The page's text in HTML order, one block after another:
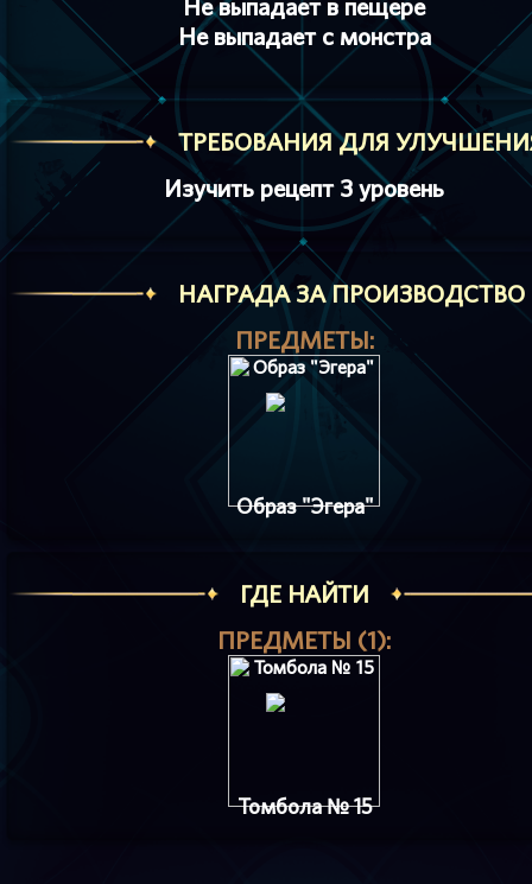
Не выпадает в пещере
Не выпадает с монстра
ТРЕБОВАНИЯ ДЛЯ
Изучить рецепт 3 уровень
HАГРАДА ЗА ПРОИЗВОДСТВО
ПРЕДМЕТЫ:
Образ "Эгера"
ГДЕ НАЙТИ
ПРЕДМЕТЫ (1):
Томбола № 15